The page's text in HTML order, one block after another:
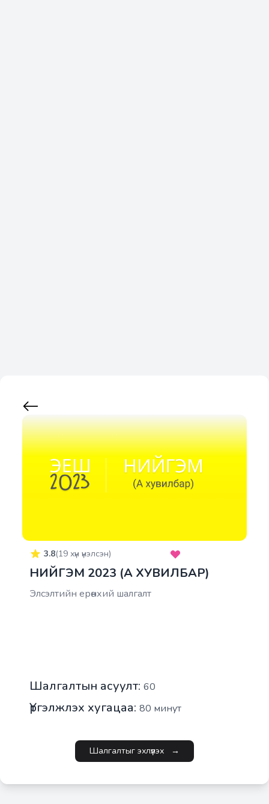
3.8(19 хүн үнэлсэн)
НИЙГЭМ 2023 (A ХУВИЛБАР)
Элсэлтийн ерөнхий шалгалт
Шалгалтын асуулт: 60
Үргэлжлэх хугацаа: 80 минут
Шалгалтыг эхлүүлэх →